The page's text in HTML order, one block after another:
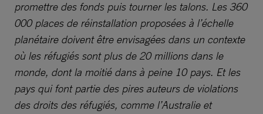
promettre des fonds puis tourner les talons. Les 360
000 places de réinstallation proposées à l’échelle
planétaire doivent être envisagées dans un contexte
où les réfugiés sont plus de 20 millions dans le
monde, dont la moitié dans à peine 10 pays. Et les
pays qui font partie des pires auteurs de violations
des droits des réfugiés, comme l’Australie et